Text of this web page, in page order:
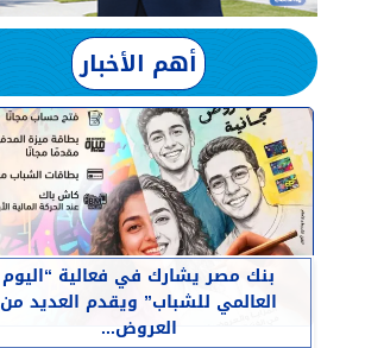
أهم الأخبار
بنك مصر يشارك في فعالية “اليوم
العالمي للشباب” ويقدم العديد من
العروض...